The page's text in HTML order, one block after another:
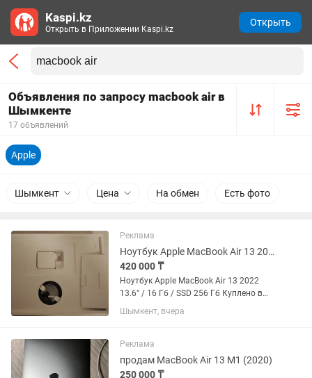
Объявления по запросу macbook air в
Шымкенте
17 объявлений
Apple
Шымкент Цена На обмен Есть фото
Реклама
Ноутбук Apple MacBook Air 13 2022 13.6 / 16 Гб / SSD 256 Гб
420 000 ₸
Ноутбук Apple MacBook Air 13 2022
13.6" / 16 Гб / SSD 256 Гб Куплено в
октябре 2025 (еще на гарантии)
Батарея 100%, цикл 8 (не пользовался)
Пишите на .
Шымкент, вчера
Реклама
продам MacBook Air 13 M1 (2020)
250 000 ₸
Kaspi.kz
Открыть в Приложении Kaspi.kz
Открыть